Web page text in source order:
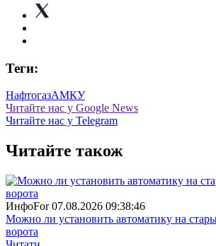
Теги:
НафтогазАМКУ
Читайте нас у Google News
Читайте нас у Telegram
Читайте також
ИнфоFor 07.08.2026 09:38:46
Можно ли установить автоматику на
ворота